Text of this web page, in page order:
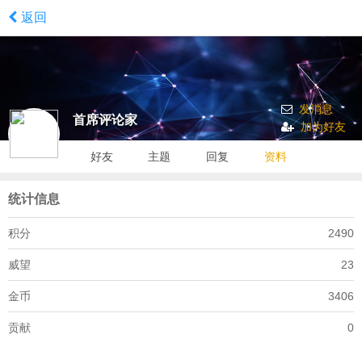
返回
首席评论家
发消息
加为好友
好友 主题 回复 资料
统计信息
积分 2490
威望 23
金币 3406
贡献 0